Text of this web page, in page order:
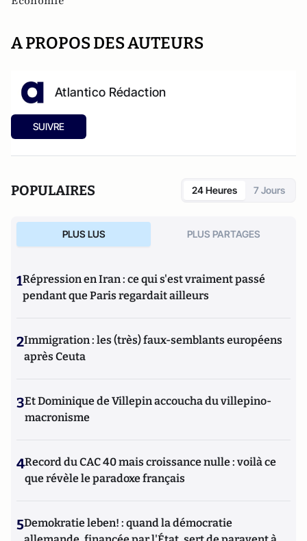
A PROPOS DES AUTEURS
Atlantico Rédaction
SUIVRE
POPULAIRES 24 Heures 7 Jours
PLUS LUS PLUS PARTAGES
1Répression en Iran : ce qui s'est vraiment passé
pendant que Paris regardait ailleurs
2Immigration : les (très) faux-semblants européens
après Ceuta
3Et Dominique de Villepin accoucha du villepino-
macronisme
4Record du CAC 40 mais croissance nulle : voilà ce
que révèle le paradoxe français
5Demokratie leben! : quand la démocratie